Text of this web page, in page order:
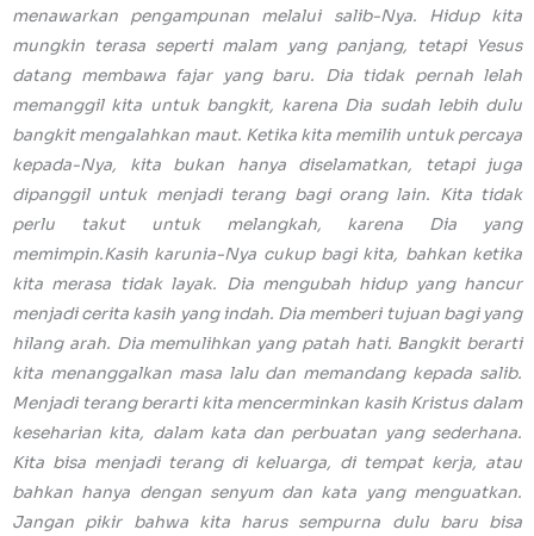
menawarkan pengampunan melalui salib-Nya. Hidup kita
mungkin terasa seperti malam yang panjang, tetapi Yesus
datang membawa fajar yang baru. Dia tidak pernah lelah
memanggil kita untuk bangkit, karena Dia sudah lebih dulu
bangkit mengalahkan maut. Ketika kita memilih untuk percaya
kepada-Nya, kita bukan hanya diselamatkan, tetapi juga
dipanggil untuk menjadi terang bagi orang lain. Kita tidak
perlu takut untuk melangkah, karena Dia yang
memimpin.Kasih karunia-Nya cukup bagi kita, bahkan ketika
kita merasa tidak layak. Dia mengubah hidup yang hancur
menjadi cerita kasih yang indah. Dia memberi tujuan bagi yang
hilang arah. Dia memulihkan yang patah hati. Bangkit berarti
kita menanggalkan masa lalu dan memandang kepada salib.
Menjadi terang berarti kita mencerminkan kasih Kristus dalam
keseharian kita, dalam kata dan perbuatan yang sederhana.
Kita bisa menjadi terang di keluarga, di tempat kerja, atau
bahkan hanya dengan senyum dan kata yang menguatkan.
Jangan pikir bahwa kita harus sempurna dulu baru bisa